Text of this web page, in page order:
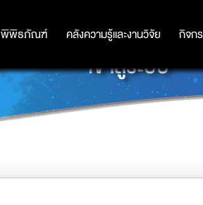
พิพิธภัณฑ์ คลังความรู้และงานวิจัย กิจ
พิพิธภัณฑ์ คลังความรู้และงานวิจัย กิจก
เข้าสู่ระบบ